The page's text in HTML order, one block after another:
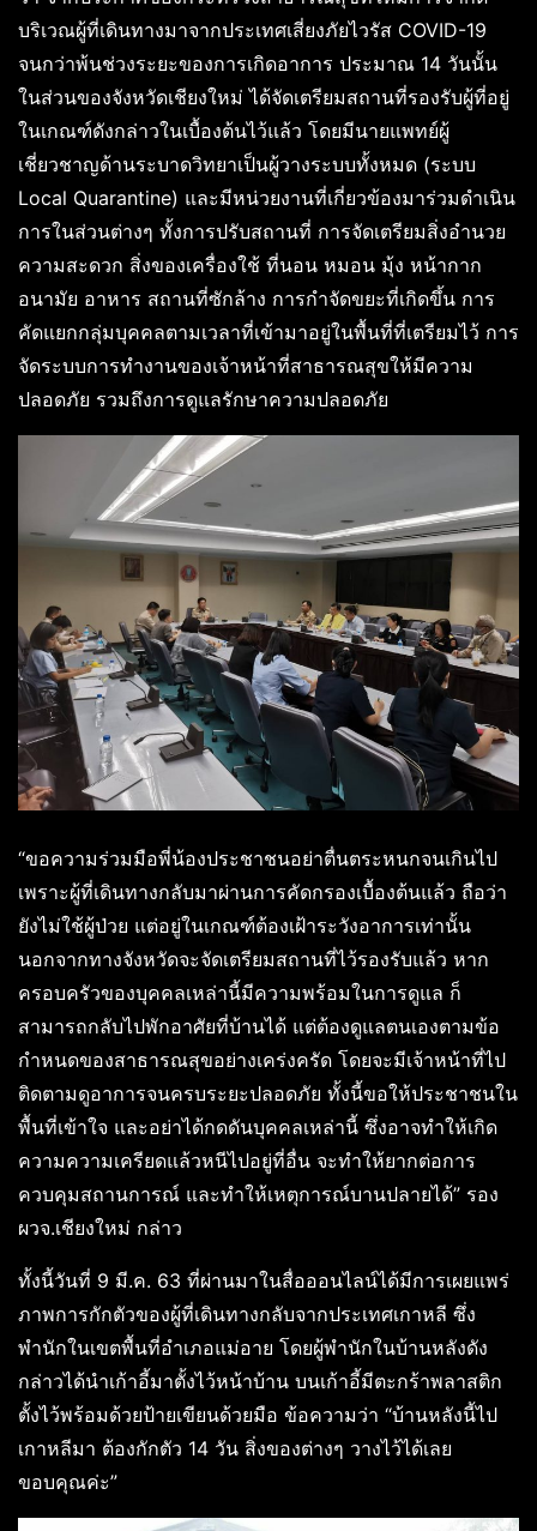
บริเวณผู้ที่เดินทางมาจากประเทศเสี่ยงภัยไวรัส COVID-19
จนกว่าพ้นช่วงระยะของการเกิดอาการ ประมาณ 14 วันนั้น
ในส่วนของจังหวัดเชียงใหม่ ได้จัดเตรียมสถานที่รองรับผู้ที่อยู่
ในเกณฑ์ดังกล่าวในเบื้องต้นไว้แล้ว โดยมีนายแพทย์ผู้
เชี่ยวชาญด้านระบาดวิทยาเป็นผู้วางระบบทั้งหมด (ระบบ
Local Quarantine) และมีหน่วยงานที่เกี่ยวข้องมาร่วมดำเนิน
การในส่วนต่างๆ ทั้งการปรับสถานที่ การจัดเตรียมสิ่งอำนวย
ความสะดวก สิ่งของเครื่องใช้ ที่นอน หมอน มุ้ง หน้ากาก
อนามัย อาหาร สถานที่ซักล้าง การกำจัดขยะที่เกิดขึ้น การ
คัดแยกกลุ่มบุคคลตามเวลาที่เข้ามาอยู่ในพื้นที่ที่เตรียมไว้ การ
จัดระบบการทำงานของเจ้าหน้าที่สาธารณสุขให้มีความ
ปลอดภัย รวมถึงการดูแลรักษาความปลอดภัย
“ขอความร่วมมือพี่น้องประชาชนอย่าตื่นตระหนกจนเกินไป
เพราะผู้ที่เดินทางกลับมาผ่านการคัดกรองเบื้องต้นแล้ว ถือว่า
ยังไม่ใช้ผู้ป่วย แต่อยู่ในเกณฑ์ต้องเฝ้าระวังอาการเท่านั้น
นอกจากทางจังหวัดจะจัดเตรียมสถานที่ไว้รองรับแล้ว หาก
ครอบครัวของบุคคลเหล่านี้มีความพร้อมในการดูแล ก็
สามารถกลับไปพักอาศัยที่บ้านได้ แต่ต้องดูแลตนเองตามข้อ
กำหนดของสาธารณสุขอย่างเคร่งครัด โดยจะมีเจ้าหน้าที่ไป
ติดตามดูอาการจนครบระยะปลอดภัย ทั้งนี้ขอให้ประชาชนใน
พื้นที่เข้าใจ และอย่าได้กดดันบุคคลเหล่านี้ ซึ่งอาจทำให้เกิด
ความความเครียดแล้วหนีไปอยู่ที่อื่น จะทำให้ยากต่อการ
ควบคุมสถานการณ์ และทำให้เหตุการณ์บานปลายได้” รอง
ผวจ.เชียงใหม่ กล่าว
ทั้งนี้วันที่ 9 มี.ค. 63 ที่ผ่านมาในสื่อออนไลน์ได้มีการเผยแพร่
ภาพการกักตัวของผู้ที่เดินทางกลับจากประเทศเกาหลี ซึ่ง
พำนักในเขตพื้นที่อำเภอแม่อาย โดยผู้พำนักในบ้านหลังดัง
กล่าวได้นำเก้าอี้มาตั้งไว้หน้าบ้าน บนเก้าอี้มีตะกร้าพลาสติก
ตั้งไว้พร้อมด้วยป้ายเขียนด้วยมือ ข้อความว่า “บ้านหลังนี้ไป
เกาหลีมา ต้องกักตัว 14 วัน สิ่งของต่างๆ วางไว้ได้เลย
ขอบคุณค่ะ”